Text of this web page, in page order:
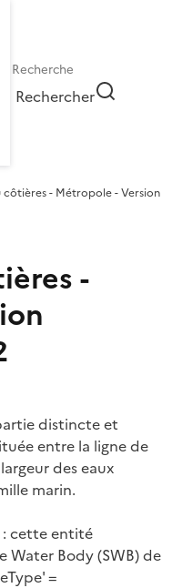
Rechercher
côtières - Métropole - Version
-
distincte et
entre la ligne de
des eaux
marin.
: cette entité
Water Body (SWB) de
=